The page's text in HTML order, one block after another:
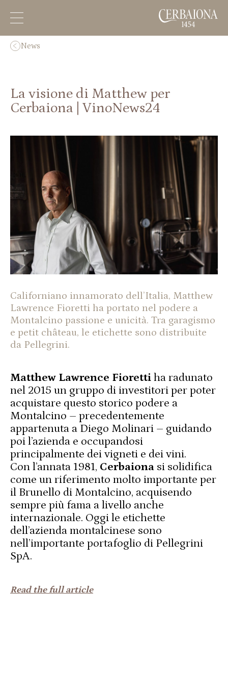
News
La visione di Matthew per
Cerbaiona | VinoNews24
Californiano innamorato dell’Italia, Matthew
Lawrence Fioretti ha portato nel podere a
Montalcino passione e unicità. Tra garagismo
e petit château, le etichette sono distribuite
da Pellegrini.
Matthew Lawrence Fioretti ha radunato
nel 2015 un gruppo di investitori per poter
acquistare questo storico podere a
Montalcino – precedentemente
appartenuta a Diego Molinari – guidando
poi l’azienda e occupandosi
principalmente dei vigneti e dei vini.
Con l’annata 1981, Cerbaiona si solidifica
come un riferimento molto importante per
il Brunello di Montalcino, acquisendo
sempre più fama a livello anche
internazionale. Oggi le etichette
dell’azienda montalcinese sono
nell’importante portafoglio di Pellegrini
SpA.
Read the full article